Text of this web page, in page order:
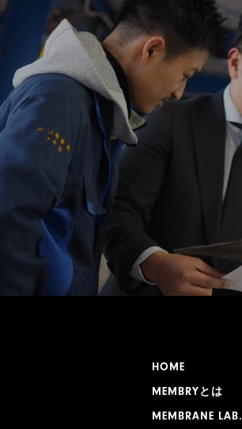
HOME
MEMBRYとは
MEMBRANE LAB.